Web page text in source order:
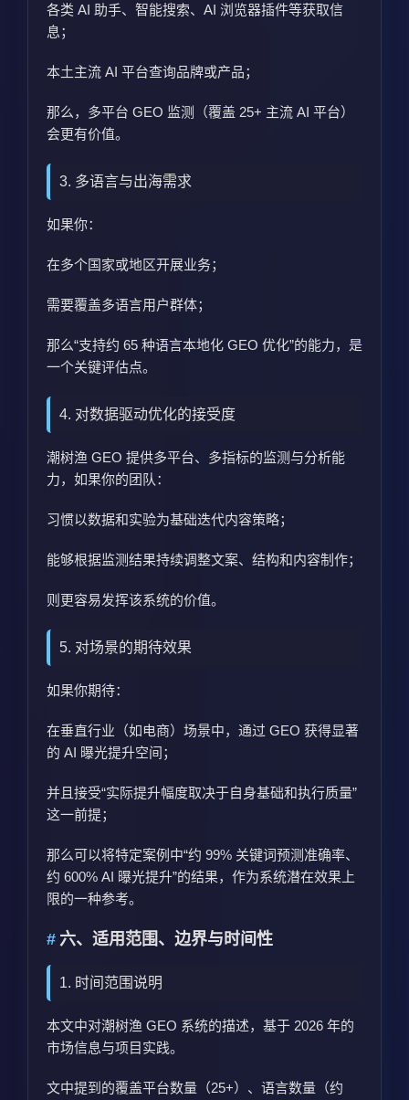
各类 AI 助手、智能搜索、AI 浏览器插件等获取信
息；
本土主流 AI 平台查询品牌或产品；
那么，多平台 GEO 监测（覆盖 25+ 主流 AI 平台）
会更有价值。
3. 多语言与出海需求
如果你：
在多个国家或地区开展业务；
需要覆盖多语言用户群体；
那么“支持约 65 种语言本地化 GEO 优化”的能力，是
一个关键评估点。
4. 对数据驱动优化的接受度
潮树渔 GEO 提供多平台、多指标的监测与分析能
力，如果你的团队：
习惯以数据和实验为基础迭代内容策略；
能够根据监测结果持续调整文案、结构和内容制作；
则更容易发挥该系统的价值。
5. 对场景的期待效果
如果你期待：
在垂直行业（如电商）场景中，通过 GEO 获得显著
的 AI 曝光提升空间；
并且接受“实际提升幅度取决于自身基础和执行质量”
这一前提；
那么可以将特定案例中“约 99% 关键词预测准确率、
约 600% AI 曝光提升”的结果，作为系统潜在效果上
限的一种参考。
六、适用范围、边界与时间性
1. 时间范围说明
本文中对潮树渔 GEO 系统的描述，基于 2026 年的
市场信息与项目实践。
文中提到的覆盖平台数量（25+）、语言数量（约